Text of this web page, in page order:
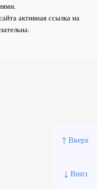
↑ Вверх
↓ Вниз
активная ссылка на